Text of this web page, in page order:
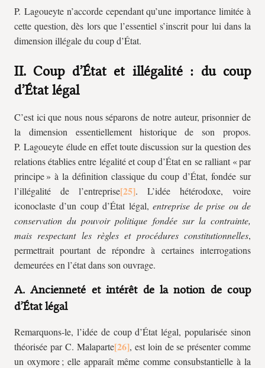
P. Lagoueyte n’accorde cependant qu’une importance limitée à
cette question, dès lors que l’essentiel s’inscrit pour lui dans la
dimension illégale du coup d’État.
II. Coup d’État et illégalité : du coup
d’État légal
C’est ici que nous nous séparons de notre auteur, prisonnier de
la dimension essentiellement historique de son propos.
P. Lagoueyte élude en effet toute discussion sur la question des
relations établies entre légalité et coup d’État en se ralliant « par
principe » à la définition classique du coup d’État, fondée sur
l’illégalité de l’entreprise
. L’idée hétérodoxe, voire
iconoclaste d’un coup d’État légal,entreprise de prise ou de
conservation du pouvoir politique fondée sur la contrainte,
mais respectant les règles et procédures constitutionnelles,
permettrait pourtant de répondre à certaines interrogations
demeurées en l’état dans son ouvrage.
A. Ancienneté et intérêt de la notion de coup
d’État légal
Remarquons-le, l’idée de coup d’État légal, popularisée sinon
théorisée par C. Malaparte
, est loin de se présenter comme
un oxymore ; elle apparaît même comme consubstantielle à la